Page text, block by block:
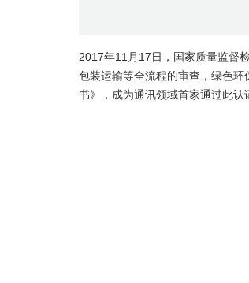
2017年11月17日，国家质量监督
包装运输等全流程的审查，绿色
书》，成为通讯领域首家通过此认